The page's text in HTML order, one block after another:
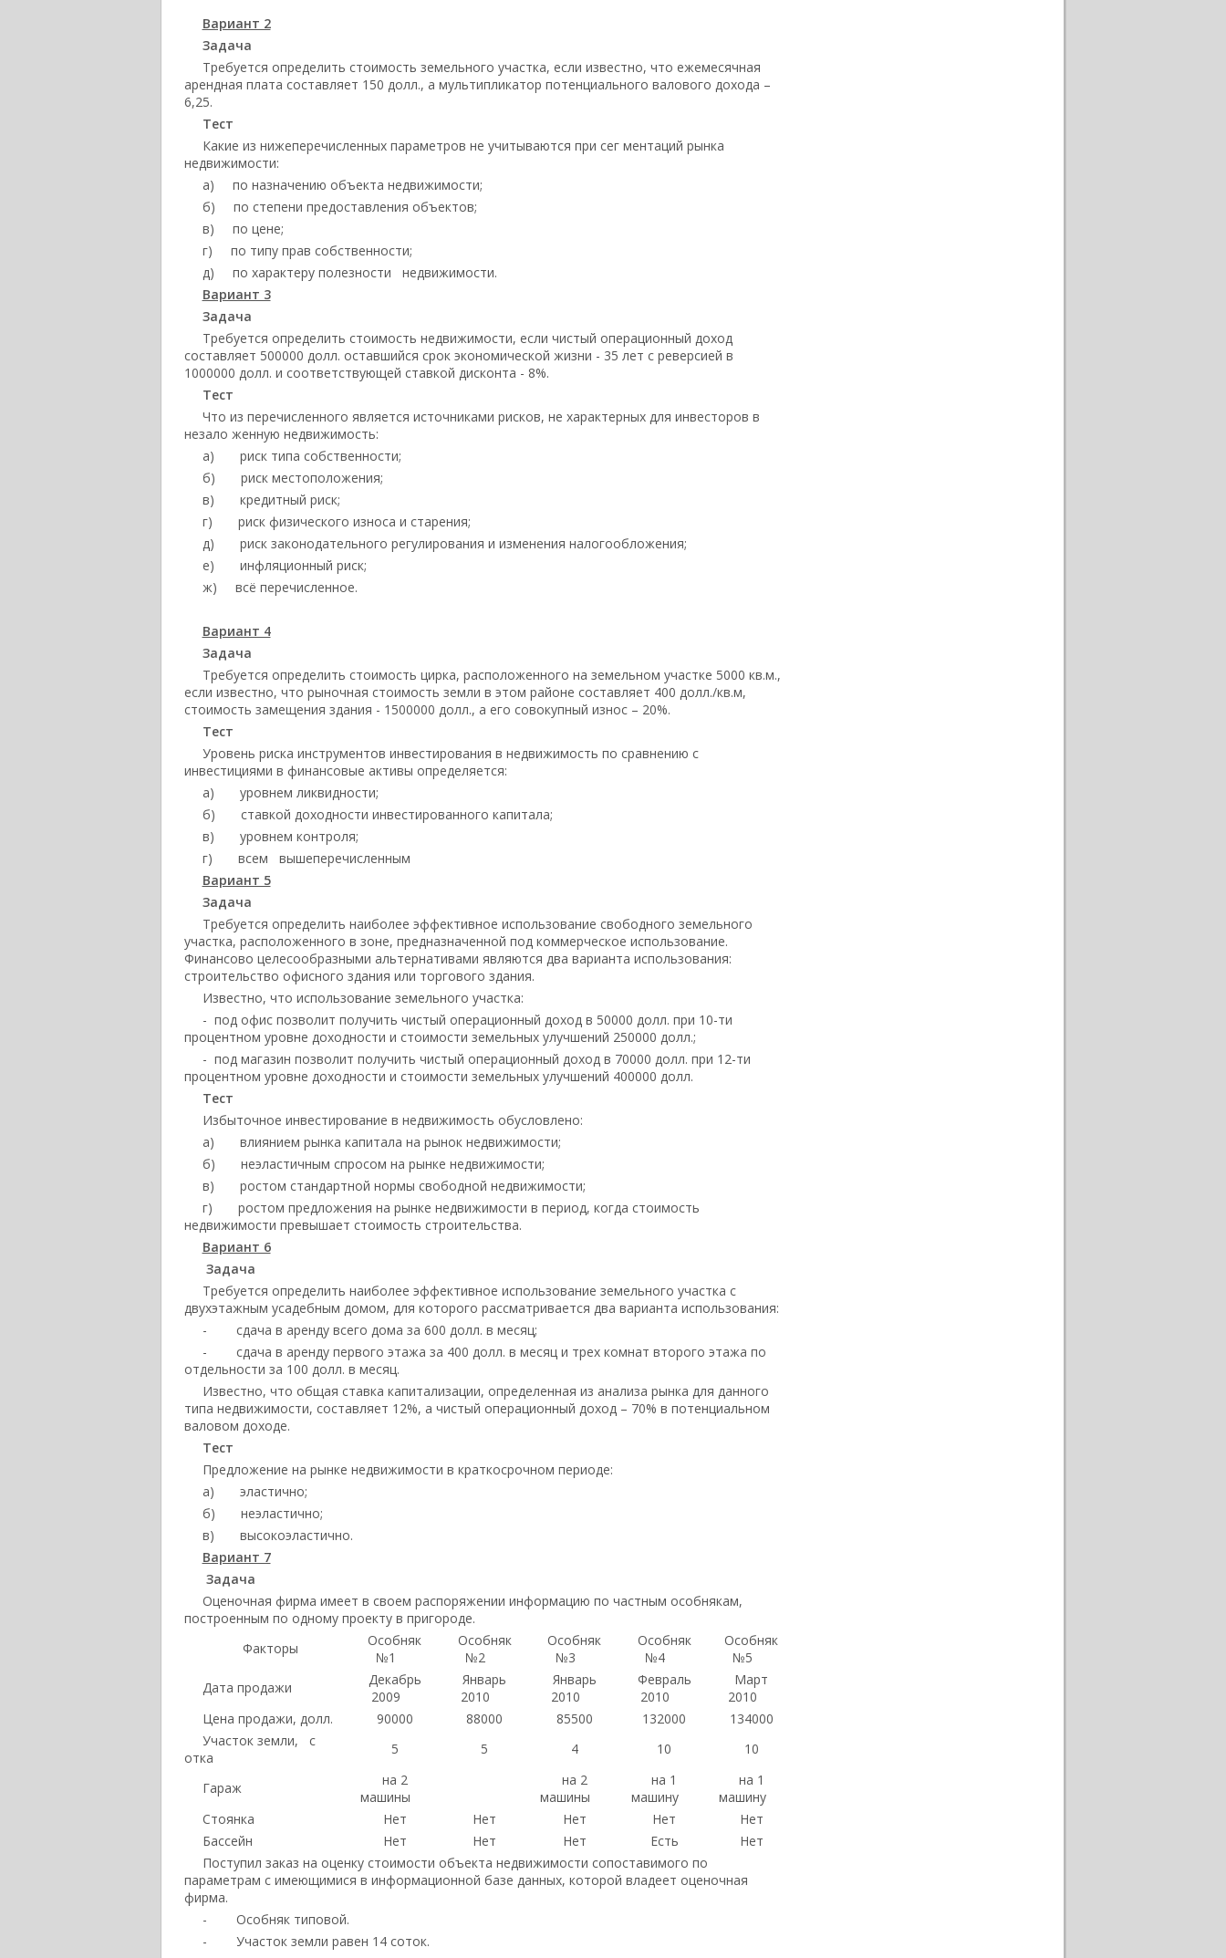
Вариант 2
Задача
Требуется определить стоимость земельного участка, если известно, что ежемесячная
арендная плата составляет 150 долл., а мультипликатор потенциального валового дохода –
6,25.
Тест
Какие из нижеперечисленных параметров не учитываются при сег ментаций рынка
недвижимости:
а) по назначению объекта недвижимости;
б) по степени предоставления объектов;
в) по цене;
г) по типу прав собственности;
д) по характеру полезности недвижимости.
Вариант 3
Задача
Требуется определить стоимость недвижимости, если чистый операционный доход
составляет 500000 долл. оставшийся срок экономической жизни - 35 лет с реверсией в
1000000 долл. и соответствующей ставкой дисконта - 8%.
Тест
Что из перечисленного является источниками рисков, не характерных для инвесторов в
незало женную недвижимость:
а) риск типа собственности;
б) риск местоположения;
в) кредитный риск;
г) риск физического износа и старения;
д) риск законодательного регулирования и изменения налогообложения;
е) инфляционный риск;
ж) всё перечисленное.
Вариант 4
Задача
Требуется определить стоимость цирка, расположенного на земельном участке 5000 кв.м.,
если известно, что рыночная стоимость земли в этом районе составляет 400 долл./кв.м,
стоимость замещения здания - 1500000 долл., а его совокупный износ – 20%.
Тест
Уровень риска инструментов инвестирования в недвижимость по сравнению с
инвестициями в финансовые активы определяется:
а) уровнем ликвидности;
б) ставкой доходности инвестированного капитала;
в) уровнем контроля;
г) всем вышеперечисленным
Вариант 5
Задача
Требуется определить наиболее эффективное использование свободного земельного
участка, расположенного в зоне, предназначенной под коммерческое использование.
Финансово целесообразными альтернативами являются два варианта использования:
строительство офисного здания или торгового здания.
Известно, что использование земельного участка:
- под офис позволит получить чистый операционный доход в 50000 долл. при 10-ти
процентном уровне доходности и стоимости земельных улучшений 250000 долл.;
- под магазин позволит получить чистый операционный доход в 70000 долл. при 12-ти
процентном уровне доходности и стоимости земельных улучшений 400000 долл.
Тест
Избыточное инвестирование в недвижимость обусловлено:
а) влиянием рынка капитала на рынок недвижимости;
б) неэластичным спросом на рынке недвижимости;
в) ростом стандартной нормы свободной недвижимости;
г) ростом предложения на рынке недвижимости в период, когда стоимость
недвижимости превышает стоимость строительства.
Вариант 6
Задача
Требуется определить наиболее эффективное использование земельного участка с
двухэтажным усадебным домом, для которого рассматривается два варианта использования:
- сдача в аренду всего дома за 600 долл. в месяц;
- сдача в аренду первого этажа за 400 долл. в месяц и трех комнат второго этажа по
отдельности за 100 долл. в месяц.
Известно, что общая ставка капитализации, определенная из анализа рынка для данного
типа недвижимости, составляет 12%, а чистый операционный доход – 70% в потенциальном
валовом доходе.
Тест
Предложение на рынке недвижимости в краткосрочном периоде:
а) эластично;
б) неэластично;
в) высокоэластично.
Вариант 7
Задача
Оценочная фирма имеет в своем распоряжении информацию по частным особнякам,
построенным по одному проекту в пригороде.
Факторы
Особняк
№1
Особняк
№2
Особняк
№3
Особняк
№4
Особняк
№5
Дата продажи
Декабрь
2009
Январь
2010
Январь
2010
Февраль
2010
Март
2010
Цена продажи, долл.
90000 88000 85500 132000
134000
Участок земли, c
отка
5 5 4 10 10
Гараж
на 2
машины
на 2
машины
на 1
машину
на 1
машину
Стоянка
Нет Нет Нет Нет
Нет
Бассейн
Нет Нет Нет Есть
Нет
Поступил заказ на оценку стоимости объекта недвижимости сопоставимого по
параметрам с имеющимися в информационной базе данных, которой владеет оценочная
фирма.
- Особняк типовой.
- Участок земли равен 14 соток.